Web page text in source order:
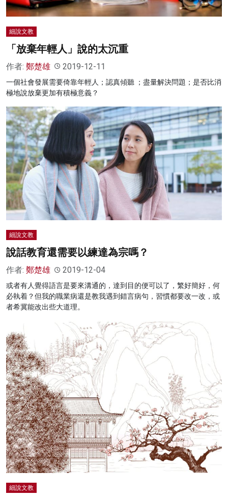
細說文教
「放棄年輕人」說的太沉重
作者: 鄭楚雄 2019-12-11
一個社會發展需要倚靠年輕人；認真傾聽 ；盡量解決問題；是否比消
極地說放棄更加有積極意義？
細說文教
說話教育還需要以練達為宗嗎？
作者: 鄭楚雄 2019-12-04
或者有人覺得語言是要來溝通的，達到目的便可以了，繁好簡好，何
必執着？但我的職業病還是教我遇到錯言病句，習慣都要改一改，或
者希冀能改出些大道理。
細說文教